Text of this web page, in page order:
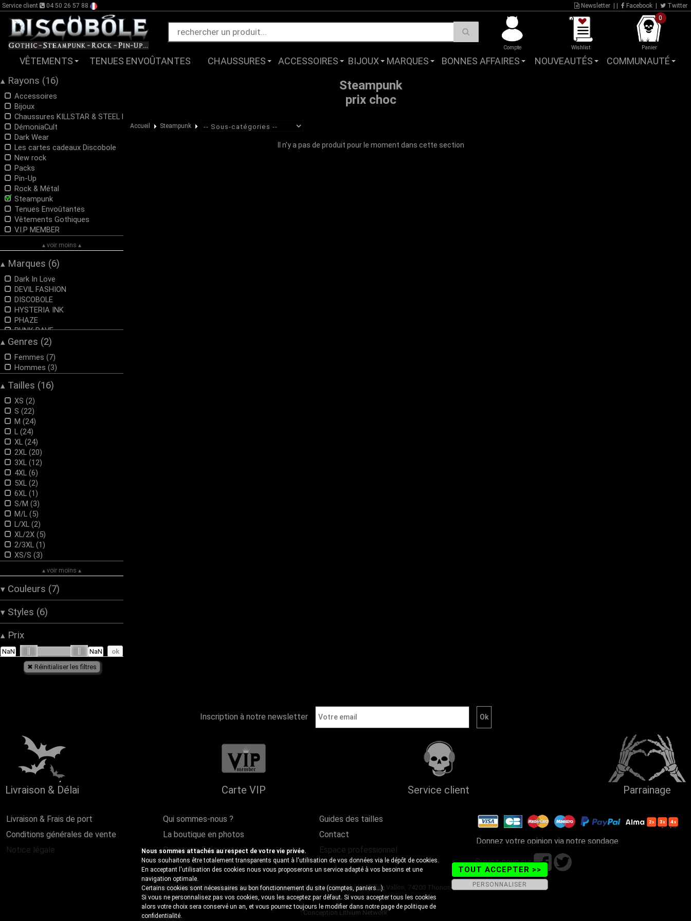
Service client 04 50 26 57 88 Newsletter Facebook Twitter
Compte Wishlist
0
Panier
VÊTEMENTS TENUES ENVOÛTANTES CHAUSSURES ACCESSOIRES BIJOUX MARQUES BONNES AFFAIRES NOUVEAUTÉS COMMUNAUTÉ
▴ Rayons (16)
Accessoires
Bijoux
Chaussures KILLSTAR & STEEL BOOTS
DémoniaCult
Dark Wear
Les cartes cadeaux Discobole
New rock
Packs
Pin-Up
Rock & Métal
Steampunk
Tenues Envoûtantes
Vêtements Gothiques
V.I.P MEMBER
▴ voir moins ▴
▴ Marques (6)
Dark In Love
DEVIL FASHION
DISCOBOLE
HYSTERIA INK
PHAZE
PUNK RAVE
▴ Genres (2)
Femmes (7)
Hommes (3)
▴ Tailles (16)
XS (2)
S (22)
M (24)
L (24)
XL (24)
2XL (20)
3XL (12)
4XL (6)
5XL (2)
6XL (1)
S/M (3)
M/L (5)
L/XL (2)
XL/2X (5)
2/3XL (1)
XS/S (3)
▴ voir moins ▴
▾ Couleurs (7)
Bleu (1)
Gris (1)
jaune (1)
Marron (16)
Noir (13)
Rouge (1)
▾ Styles (6)
Post-Apocalypse (1)
Rock (4)
Romantique (2)
Steampunk (24)
▴ Prix
Steampunk
prix choc
Accueil Steampunk
Il n'y a pas de produit pour le moment dans cette section
Inscription à notre newsletter
Livraison & Délai Carte VIP Service client Parrainage
Livraison & Frais de port
Conditions générales de vente
Notice légale
Qui sommes-nous ?
La boutique en photos
Questions Fréquentes
Guides des tailles
Contact
Espace professionnel
Donnez votre opinion via notre sondage
Suivez-nous sur
Copyright@2018 Discobole - Tous droits réservés - Magasin Discobole 18 Rue Vallon, 74200 Thonon-les-Bains - Tel. 04 50 26 57 88
Conception Lithium Network
TOUT ACCEPTER >>
PERSONNALISER
Nous sommes attachés au respect de votre vie privée.
Nous souhaitons être totalement transparents quant à l'utilisation de vos données via le dépôt de cookies.
En acceptant l'utilisation des cookies nous vous proposerons un service adapté à vos besoins et une
navigation optimale.
Certains cookies sont nécessaires au bon fonctionnement du site (comptes, paniers...).
Si vous ne personnalisez pas vos cookies, vous les acceptez par défaut. Si vous accepter tous les cookies
alors votre choix sera conservé un an, et vous pourrez toujours le modifier dans notre page de politique de
confidentialité.